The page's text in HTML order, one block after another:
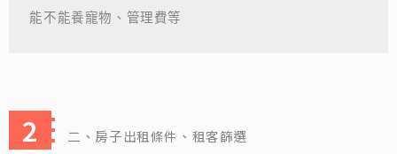
能不能養寵物、管理費等
二、房子出租條件、租客篩選